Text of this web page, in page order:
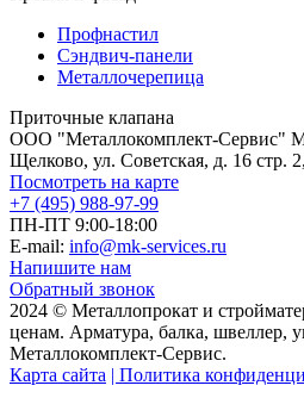
Профнастил
Сэндвич-панели
Металлочерепица
Приточные клапана
ООО "Металлокомплект-Сервис"
Щелково, ул. Советская, д. 16 стр.
Посмотреть на карте
+7 (495) 988-97-99
ПН-ПТ 9:00-18:00
E-mail: info@mk-services.ru
Напишите нам
Обратный звонок
2024 © Металлопрокат и
ценам. Арматура, балка, швеллер,
Металлокомплект-Сервис.
Карта сайта | Политика